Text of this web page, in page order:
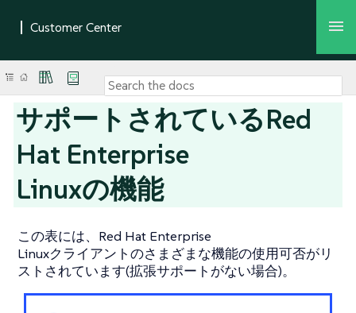
サポートされているRed
Hat Enterprise
Linuxの機能
この表には、Red Hat Enterprise
Linuxクライアントのさまざまな機能の使用可否がリ
ストされています(拡張サポートがない場合)。